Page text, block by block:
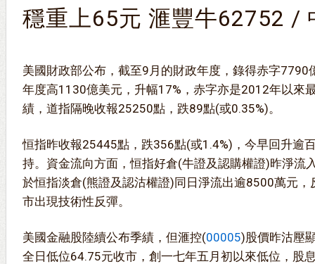
穩重上65元 滙豐牛62752 /
美國財政部公布，截至9月的財政年度，錄得赤字7790
年度高1130億美元，升幅17%，赤字亦是2012年以來
績，道指隔晚收報25250點，跌89點(或0.35%)。
恒指昨收報25445點，跌356點(或1.4%)，今早回升逾
持。資金流向方面，恒指好倉(牛證及認購權證)昨淨流
於恒指淡倉(熊證及認沽權證)同日淨流出逾8500萬元，
市出現技術性反彈。
美國金融股陸續公布季績，但滙控(00005)股價昨沽壓
全日低位64.75元收市，創一七年五月初以來低位，股